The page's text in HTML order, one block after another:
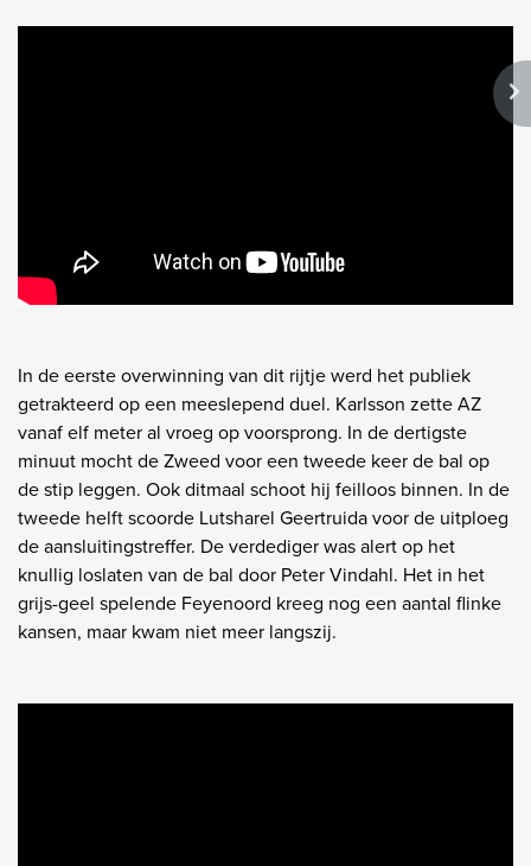
In de eerste overwinning van dit rijtje werd het publiek
getrakteerd op een meeslepend duel. Karlsson zette AZ
vanaf elf meter al vroeg op voorsprong. In de dertigste
minuut mocht de Zweed voor een tweede keer de bal op
de stip leggen. Ook ditmaal schoot hij feilloos binnen. In de
tweede helft scoorde Lutsharel Geertruida voor de uitploeg
de aansluitingstreffer. De verdediger was alert op het
knullig loslaten van de bal door Peter Vindahl. Het in het
grijs-geel spelende Feyenoord kreeg nog een aantal flinke
kansen, maar kwam niet meer langszij.